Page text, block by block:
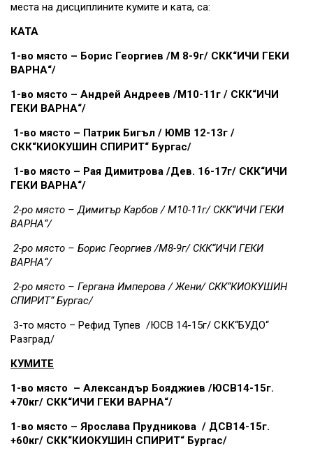
места на дисциплините кумите и ката, са:
КАТА
1-во място – Борис Георгиев /М 8-9г/ СКК“ИЧИ ГЕКИ
ВАРНА“/
1-во място – Андрей Андреев /М10-11г / СКК“ИЧИ
ГЕКИ ВАРНА“/
1-во място – Патрик Бигъл / ЮМВ 12-13г /
СКК“КИОКУШИН СПИРИТ“ Бургас/
1-во място – Рая Димитрова /Дев. 16-17г/ СКК“ИЧИ
ГЕКИ ВАРНА“/
2-ро място – Димитър Карбов / М10-11г/ СКК“ИЧИ ГЕКИ
ВАРНА“/
2-ро място – Борис Георгиев /М8-9г/ СКК“ИЧИ ГЕКИ
ВАРНА“/
2-ро място – Гергана Имперова / Жени/ СКК“КИОКУШИН
СПИРИТ“ Бургас/
3-то място – Рефид Тупев /ЮСВ 14-15г/ СКК“БУДО“
Разград/
КУМИТЕ
1-во място – Александър Бояджиев /ЮСВ14-15г.
+70кг/ СКК“ИЧИ ГЕКИ ВАРНА“/
1-во място – Ярослава Прудникова / ДСВ14-15г.
+60кг/ СКК“КИОКУШИН СПИРИТ“ Бургас/